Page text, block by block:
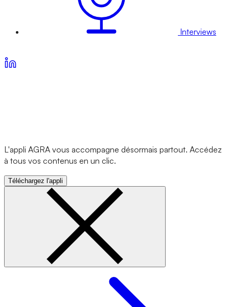
Interviews
L'appli AGRA vous accompagne désormais partout. Accédez
à tous vos contenus en un clic.
Téléchargez l'appli